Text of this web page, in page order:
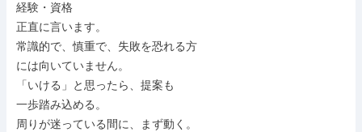
経験・資格
正直に言います。
常識的で、慎重で、失敗を恐れる方
には向いていません。
「いける」と思ったら、提案も
一歩踏み込める。
周りが迷っている間に、まず動く。